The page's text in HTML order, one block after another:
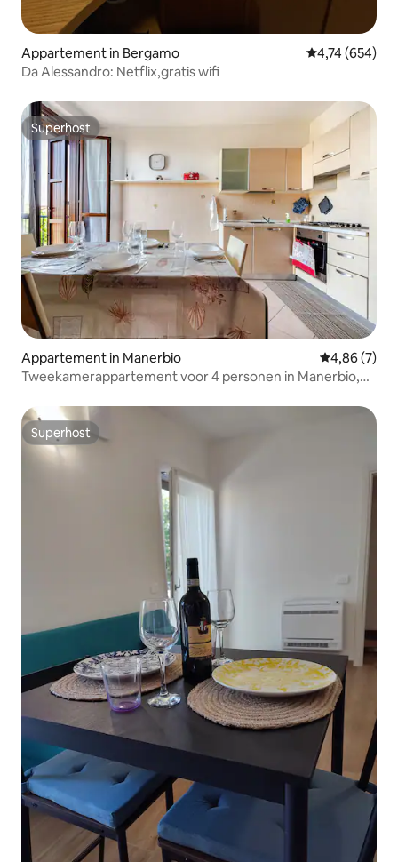
Appartement in Bergamo Gemiddelde
4,74 (654)
Da Alessandro: Netflix,gratis wifi
Superhost
Superhost
Appartement in Manerbio Gemiddelde
4,86 (7)
Tweekamerappartement voor 4 personen in Manerbio,
Superhost
Superhost